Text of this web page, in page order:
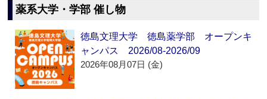
薬系大学・学部 催し物
徳島文理大学 徳島薬学部 オープンキ
ャンパス 2026/08-2026/09
2026年08月07日 (金)